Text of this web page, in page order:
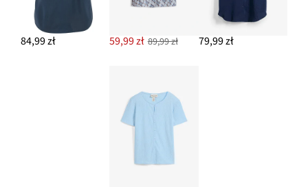
84,99 zł 59,99 zł 89,99 zł 79,99 zł